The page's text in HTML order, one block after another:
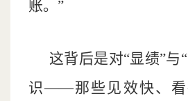
账。”
这背后是对“显绩”与
识——那些见效快、看